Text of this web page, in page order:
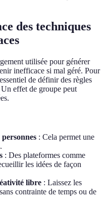
des techniques
utilisée pour générer
inefficace si mal géré. Pour
de définir des règles
effet de groupe peut
: Cela permet une
: Des plateformes comme
les idées de façon
libre : Laissez les
contrainte de temps ou de